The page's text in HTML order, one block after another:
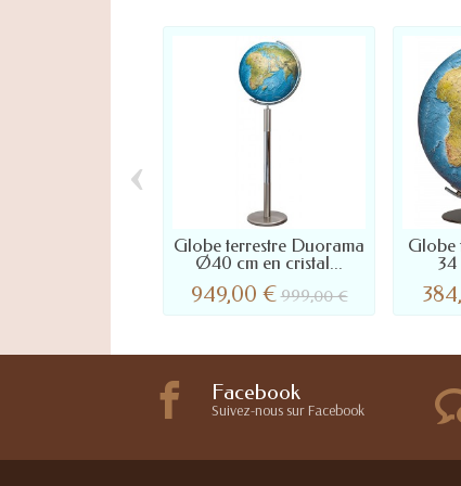
Globe terrestre Duorama
Ø40 cm en cristal...
949,00 €999,00 €
Globe
34
‹
Facebook
Suivez-nous sur Facebook